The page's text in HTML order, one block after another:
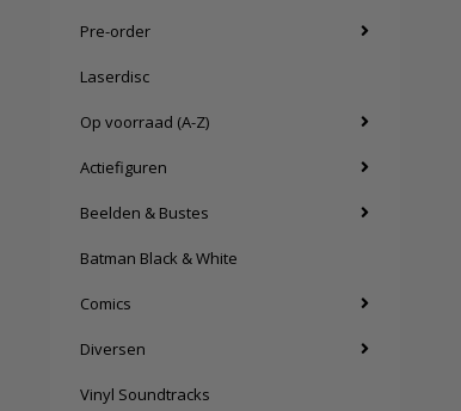
Pre-order
Laserdisc
Op voorraad (A-Z)
Actiefiguren
Beelden & Bustes
Batman Black & White
Comics
Diversen
Vinyl Soundtracks